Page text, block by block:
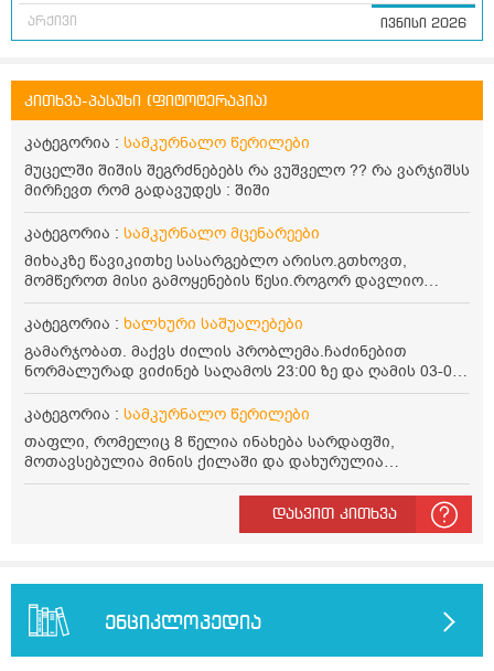
არქივი ივნისი 2026
კითხვა-პასუხი (ფიტოტერაპია)
კატეგორია : სამკურნალო წერილები
მუცელში შიშის შეგრძნებებს რა ვუშველო ?? რა ვარჯიშსს
მირჩევთ რომ გადავუდეს : შიში
კატეგორია : სამკურნალო მცენარეები
მიხაკზე წავიკითხე სასარგებლო არისო.გთხოვთ,
მომწეროთ მისი გამოყენების წესი.როგორ დავლიო
მიხაკის ჩაი. ასევე მაინტერესებს ლეიკოციტები მაქვს
ოდნავ დაბალი და წავიკითხე ლეიკოციტების დონეს
მაღლა წევსო და ასეა?
კატეგორია : ხალხური საშუალებები
გამარჯობათ. მაქვს ძილის პრობლემა.ჩაძინებით
ნორმალურად ვიძინებ საღამოს 23:00 ზე და ღამის 03-00
ან 04:00 საათზე მეღვიძება და მერე ვერ ვიძინებ
ვერაფრით.რამე ხალხური საშუალება თუ არის ამ
პრობლემის მოსაგვარებლად
კატეგორია : სამკურნალო წერილები
თაფლი, რომელიც 8 წელია ინახება სარდაფში,
მოთავსებულია მინის ქილაში და დახურულია
პლასტმასის სახურავით. ექნება თუ არა შენარჩუნებული
სასარგებლო თვისებები და შეიძლება თუ არა მისი
დასვით კითხვა
ენციკლოპედია